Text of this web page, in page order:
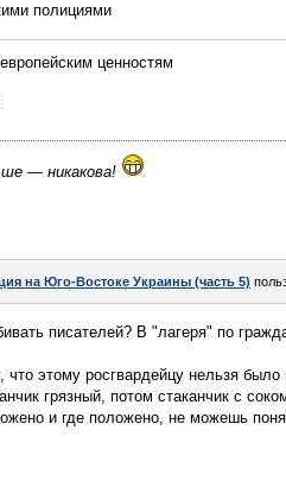
полициями
ценностям
— никакова!
на Юго-Востоке Украины (часть 5)
писателей? В "лагеря" по
что этому росгвардейцу нельзя
грязный, потом стаканчик с
и где положено, не можешь